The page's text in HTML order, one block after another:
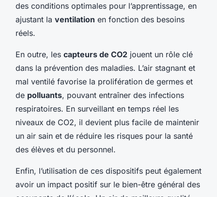
des conditions optimales pour l’apprentissage, en
ajustant la ventilation en fonction des besoins
réels.
En outre, les capteurs de CO2 jouent un rôle clé
dans la prévention des maladies. L’air stagnant et
mal ventilé favorise la prolifération de germes et
de polluants, pouvant entraîner des infections
respiratoires. En surveillant en temps réel les
niveaux de CO2, il devient plus facile de maintenir
un air sain et de réduire les risques pour la santé
des élèves et du personnel.
Enfin, l’utilisation de ces dispositifs peut également
avoir un impact positif sur le bien-être général des